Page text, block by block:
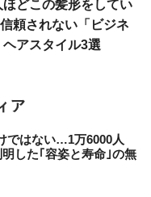
どこの髪形をしてい
頼されない「ビジネ
アスタイル3選
ではない…1万6000人
した｢容姿と寿命｣の無